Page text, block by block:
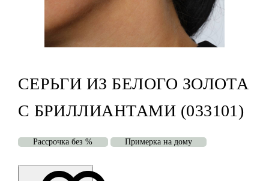
СЕРЬГИ ИЗ БЕЛОГО ЗОЛОТА
С БРИЛЛИАНТАМИ (033101)
Рассрочка без % Примерка на дому